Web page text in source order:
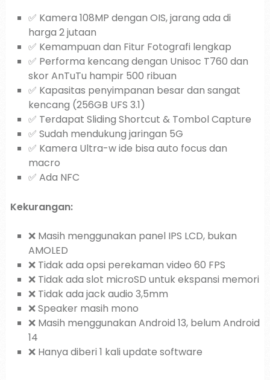
✅ Kamera 108MP dengan OIS, jarang ada di
harga 2 jutaan
✅ Kemampuan dan Fitur Fotografi lengkap
✅ Performa kencang dengan Unisoc T760 dan
skor AnTuTu hampir 500 ribuan
✅ Kapasitas penyimpanan besar dan sangat
kencang (256GB UFS 3.1)
✅ Terdapat Sliding Shortcut & Tombol Capture
✅ Sudah mendukung jaringan 5G
✅ Kamera Ultra-w ide bisa auto focus dan
macro
✅ Ada NFC
Kekurangan:
❌ Masih menggunakan panel IPS LCD, bukan
AMOLED
❌ Tidak ada opsi perekaman video 60 FPS
❌ Tidak ada slot microSD untuk ekspansi memori
❌ Tidak ada jack audio 3,5mm
❌ Speaker masih mono
❌ Masih menggunakan Android 13, belum Android
14
❌ Hanya diberi 1 kali update software